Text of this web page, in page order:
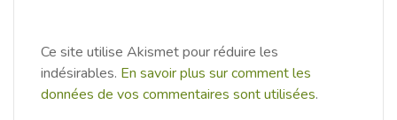
Ce site utilise Akismet pour réduire les
indésirables. En savoir plus sur comment les
données de vos commentaires sont utilisées.